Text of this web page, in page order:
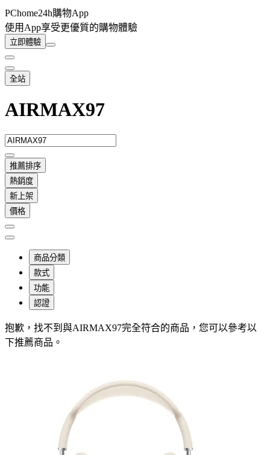
PChome24h購物App
使用App享受更優質的購物體驗
立即體驗
全站
AIRMAX97
推薦排序
熱銷度
新上架
價格
商品分類
款式
功能
認證
抱歉， 找不到與AIRMAX97完全符合的商品，您可以參考以
下推薦商品 。